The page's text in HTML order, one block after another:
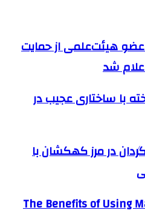
هیئت‌علمی از حمایت
شد
با ساختاری عجیب در
در مرز کهکشان با
The Benefits of Using